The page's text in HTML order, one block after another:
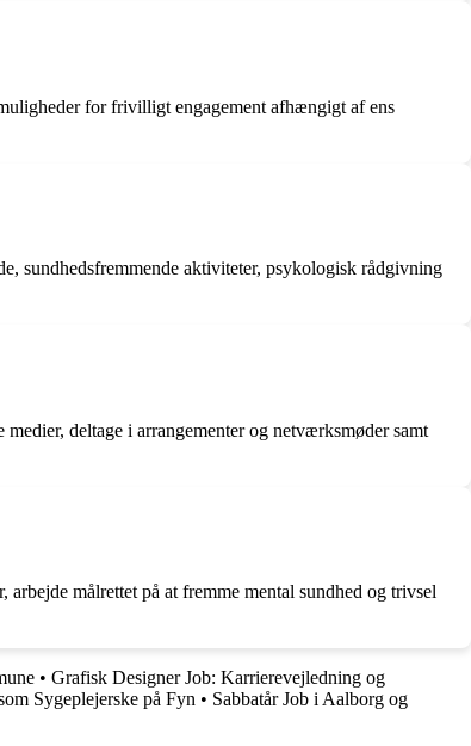
for frivilligt engagement afhængigt af ens
sundhedsfremmende aktiviteter, psykologisk rådgivning
deltage i arrangementer og netværksmøder samt
målrettet på at fremme mental sundhed og trivsel
• Grafisk Designer Job: Karrierevejledning og
Sygeplejerske på Fyn • Sabbatår Job i Aalborg og